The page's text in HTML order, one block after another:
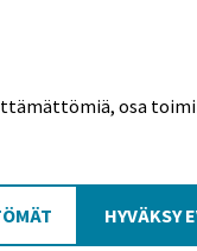
osa
HYVÄKSY